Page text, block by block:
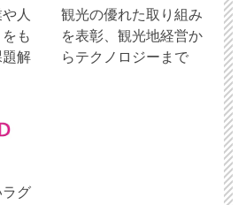
人
も
題解
観光の優れた取り組み
を表彰、観光地経営か
らテクノロジーまで
ラグ